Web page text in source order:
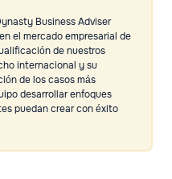
Business Adviser
el mercado empresarial de
de nuestros
internacional y su
de los casos más
desarrollar enfoques
puedan crear con éxito